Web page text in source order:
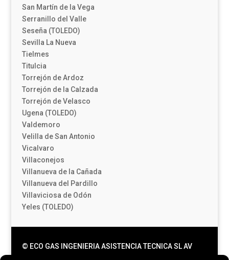
San Martín de la Vega
Serranillo del Valle
Seseña (TOLEDO)
Sevilla La Nueva
Tielmes
Titulcia
Torrejón de Ardoz
Torrejón de la Calzada
Torrejón de Velasco
Ugena (TOLEDO)
Valdemoro
Velilla de San Antonio
Vicalvaro
Villaconejos
Villanueva de la Cañada
Villanueva del Pardillo
Villaviciosa de Odón
Yeles (TOLEDO)
© ECO GAS INGENIERIA ASISTENCIA TECNICA SL AV